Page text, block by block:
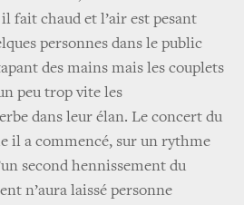
fait chaud et l’air est pesant
personnes dans le public
des mains mais les couplets
peu trop vite les
dans leur élan. Le concert du
il a commencé, sur un rythme
second hennissement du
n’aura laissé personne